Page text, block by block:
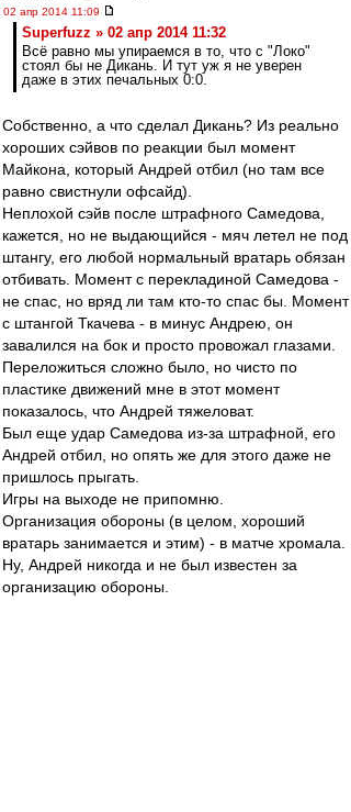
02 апр 2014 11:09
Superfuzz » 02 апр 2014 11:32
Всё равно мы упираемся в то, что с "Локо"
стоял бы не Дикань. И тут уж я не уверен
даже в этих печальных 0:0.
Собственно, а что сделал Дикань? Из реально
хороших сэйвов по реакции был момент
Майкона, который Андрей отбил (но там все
равно свистнули офсайд).
Неплохой сэйв после штрафного Самедова,
кажется, но не выдающийся - мяч летел не под
штангу, его любой нормальный вратарь обязан
отбивать. Момент с перекладиной Самедова -
не спас, но вряд ли там кто-то спас бы. Момент
с штангой Ткачева - в минус Андрею, он
завалился на бок и просто провожал глазами.
Переложиться сложно было, но чисто по
пластике движений мне в этот момент
показалось, что Андрей тяжеловат.
Был еще удар Самедова из-за штрафной, его
Андрей отбил, но опять же для этого даже не
пришлось прыгать.
Игры на выходе не припомню.
Организация обороны (в целом, хороший
вратарь занимается и этим) - в матче хромала.
Ну, Андрей никогда и не был известен за
организацию обороны.